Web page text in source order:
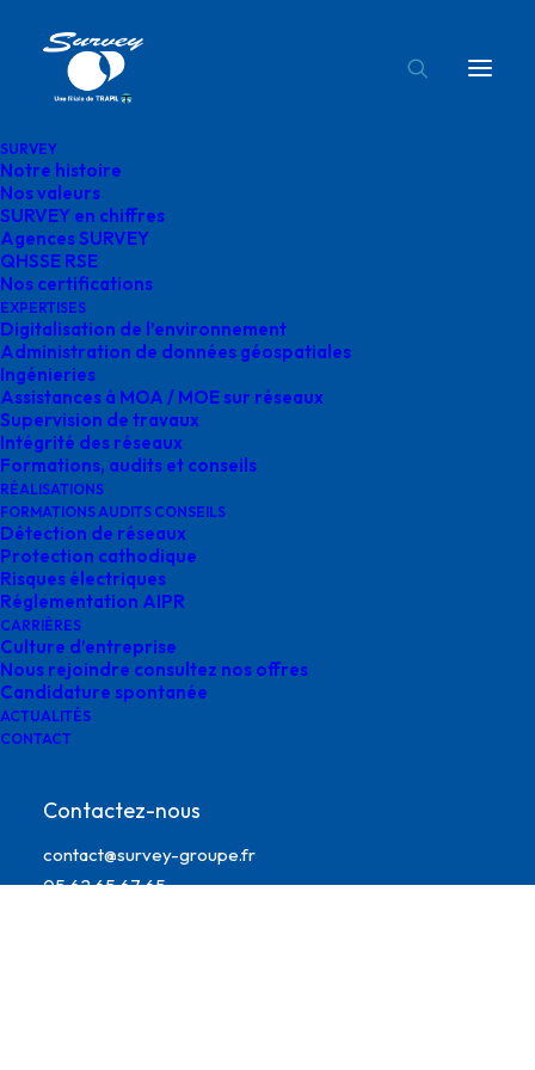
SURVEY
Notre histoire
Nos valeurs
SURVEY en chiffres
Agences SURVEY
QHSSE RSE
Nos certifications
EXPERTISES
Digitalisation de l’environnement
Administration de données géospatiales
Ingénieries
Assistances à MOA / MOE sur réseaux
Supervision de travaux
Intégrité des réseaux
Formations, audits et conseils
RÉALISATIONS
FORMATIONS AUDITS CONSEILS
Détection de réseaux
Protection cathodique
Risques électriques
Réglementation AIPR
CARRIÈRES
Culture d’entreprise
Nous rejoindre consultez nos offres
Candidature spontanée
ACTUALITÉS
CONTACT
Contactez-nous
contact@survey-groupe.fr
05 62 65 67 65
Accueil
donnees-
geospatiales-survey